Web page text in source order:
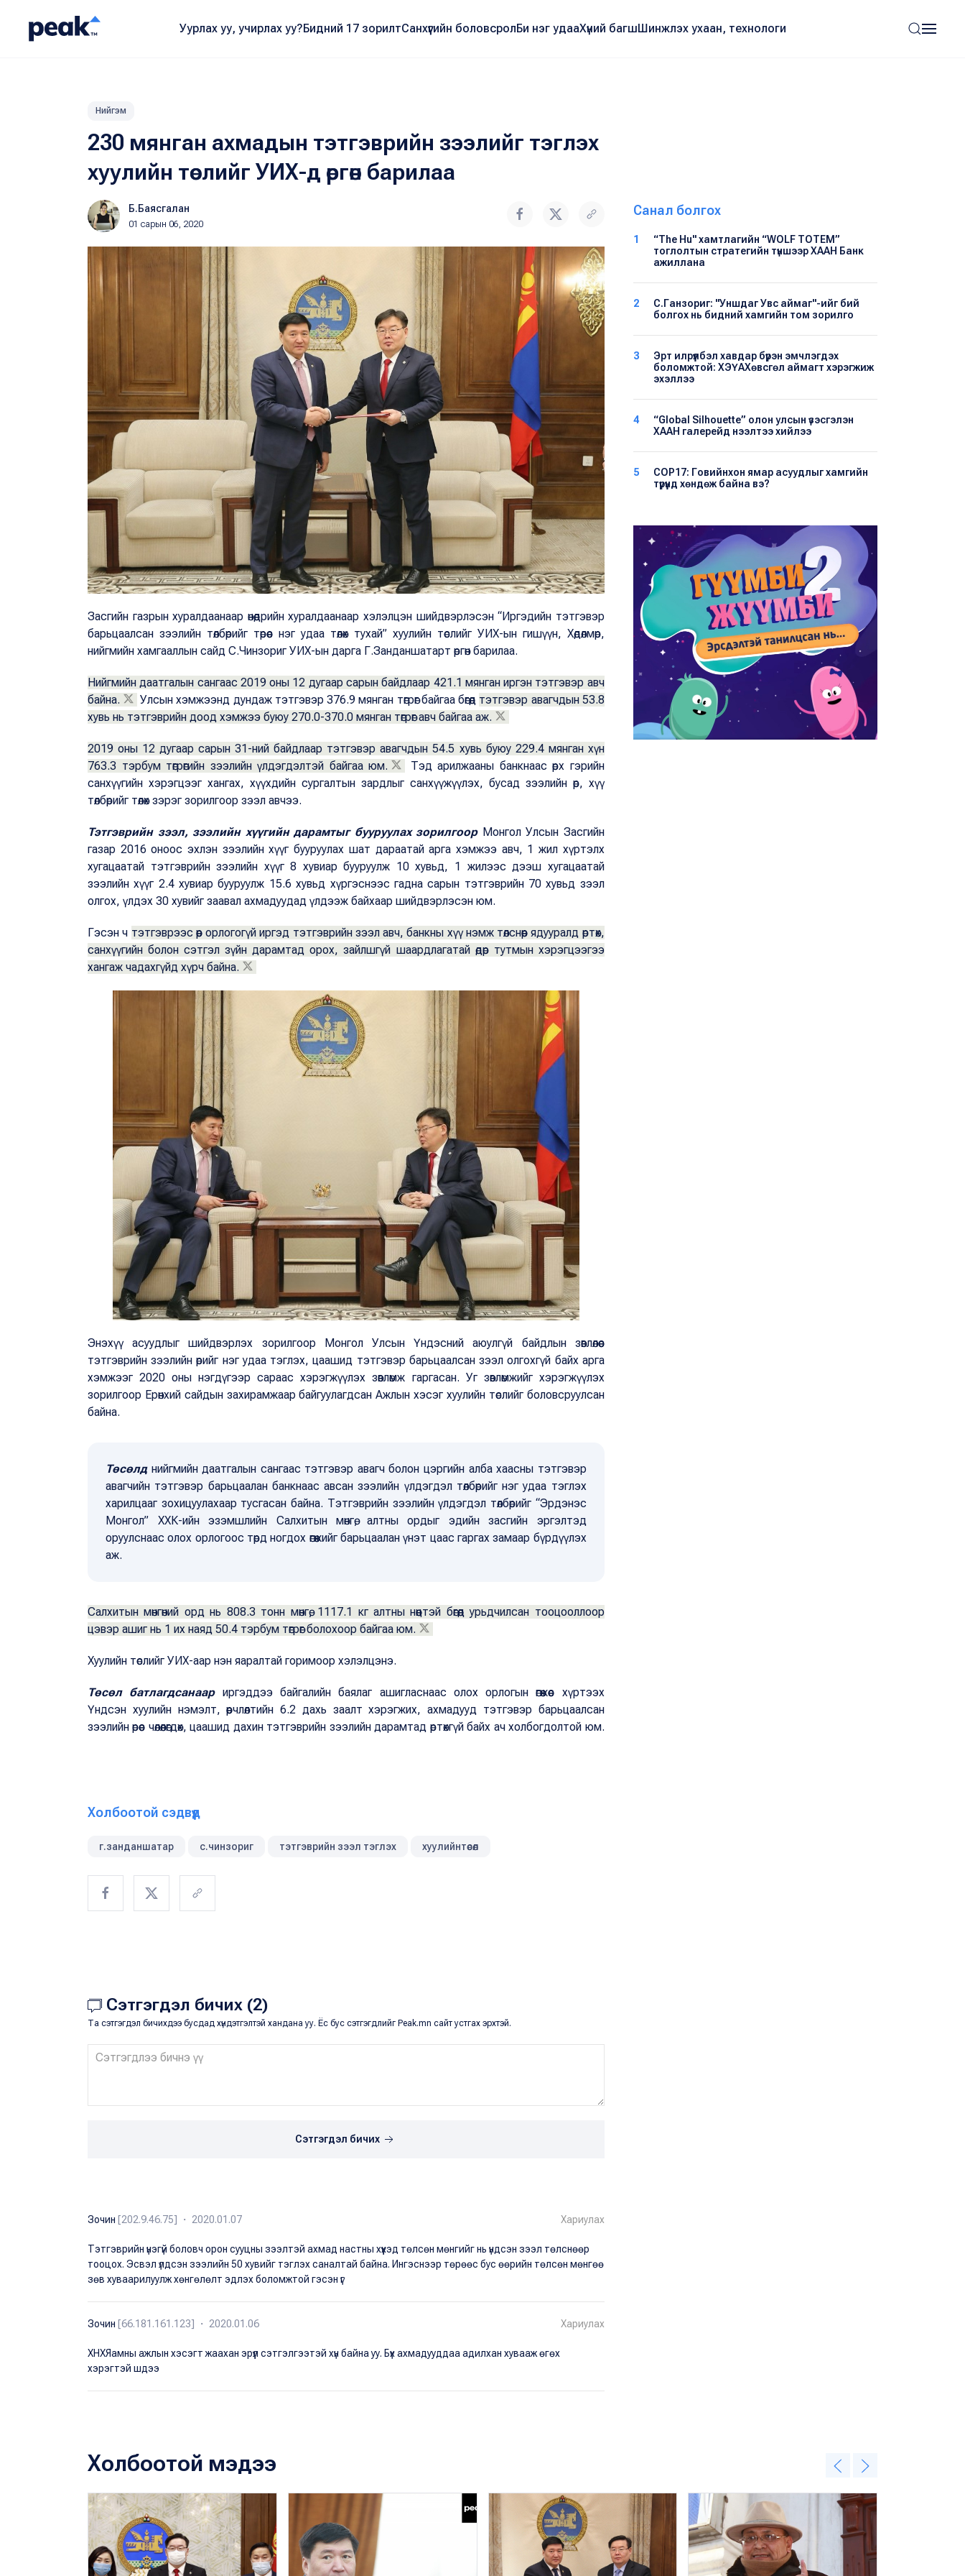
Уурлах уу, учирлах уу?Бидний 17 зорилтСанхүүгийн боловсролБи нэг удааХүний багшШинжлэх ухаан, технологи
Нийгэм
230 мянган ахмадын тэтгэврийн зээлийг тэглэх
хуулийн төслийг УИХ-д өргөн барилаа
Б.Баясгалан
01 сарын 06, 2020
Засгийн газрын хуралдаанаар өнөөдрийн хуралдаанаар хэлэлцэн шийдвэрлэсэн “Иргэдийн тэтгэвэр
барьцаалсан зээлийн төлбөрийг төрөөс нэг удаа төлөх тухай” хуулийн төслийг УИХ-ын гишүүн, Хөдөлмөр,
нийгмийн хамгааллын сайд С.Чинзориг УИХ-ын дарга Г.Занданшатарт өргөн барилаа.
Нийгмийн даатгалын сангаас 2019 оны 12 дугаар сарын байдлаар 421.1 мянган иргэн тэтгэвэр авч
байна.
Улсын хэмжээнд дундаж тэтгэвэр 376.9 мянган төгрөг байгаа бөгөөд тэтгэвэр авагчдын 53.8
хувь нь тэтгэврийн доод хэмжээ буюу 270.0-370.0 мянган төгрөг авч байгаа аж.
2019 оны 12 дугаар сарын 31-ний байдлаар тэтгэвэр авагчдын 54.5 хувь буюу 229.4 мянган хүн
763.3 тэрбум төгрөгийн зээлийн үлдэгдэлтэй байгаа юм.
Тэд арилжааны банкнаас өрх гэрийн
санхүүгийн хэрэгцээг хангах, хүүхдийн сургалтын зардлыг санхүүжүүлэх, бусад зээлийн өр, хүү
төлбөрийг төлөх зэрэг зорилгоор зээл авчээ.
Тэтгэврийн зээл, зээлийн хүүгийн дарамтыг бууруулах зорилгоор Монгол Улсын Засгийн
газар 2016 оноос эхлэн зээлийн хүүг бууруулах шат дараатай арга хэмжээ авч, 1 жил хүртэлх
хугацаатай тэтгэврийн зээлийн хүүг 8 хувиар бууруулж 10 хувьд, 1 жилээс дээш хугацаатай
зээлийн хүүг 2.4 хувиар бууруулж 15.6 хувьд хүргэснээс гадна сарын тэтгэврийн 70 хувьд зээл
олгох, үлдэх 30 хувийг заавал ахмадуудад үлдээж байхаар шийдвэрлэсэн юм.
Гэсэн ч тэтгэврээс өөр орлогогүй иргэд тэтгэврийн зээл авч, банкны хүү нэмж төлснөөр ядууралд өртөх,
санхүүгийн болон сэтгэл зүйн дарамтад орох, зайлшгүй шаардлагатай өдөр тутмын хэрэгцээгээ
хангаж чадахгүйд хүрч байна.
Энэхүү асуудлыг шийдвэрлэх зорилгоор Монгол Улсын Үндэсний аюулгүй байдлын зөвлөлөөс
тэтгэврийн зээлийн өрийг нэг удаа тэглэх, цаашид тэтгэвэр барьцаалсан зээл олгохгүй байх арга
хэмжээг 2020 оны нэгдүгээр сараас хэрэгжүүлэх зөвлөмж гаргасан. Уг зөвлөмжийг хэрэгжүүлэх
зорилгоор Ерөнхий сайдын захирамжаар байгуулагдсан Ажлын хэсэг хуулийн төслийг боловсруулсан
байна.
Төсөлд нийгмийн даатгалын сангаас тэтгэвэр авагч болон цэргийн алба хаасны тэтгэвэр
авагчийн тэтгэвэр барьцаалан банкнаас авсан зээлийн үлдэгдэл төлбөрийг нэг удаа тэглэх
харилцааг зохицуулахаар тусгасан байна. Тэтгэврийн зээлийн үлдэгдэл төлбөрийг “Эрдэнэс
Монгол” ХХК-ийн эзэмшлийн Салхитын мөнгө, алтны ордыг эдийн засгийн эргэлтэд
оруулснаас олох орлогоос төрд ногдох өгөөжийг барьцаалан үнэт цаас гаргах замаар бүрдүүлэх
аж.
Салхитын мөнгөний орд нь 808.3 тонн мөнгө, 1117.1 кг алтны нөөцтэй бөгөөд урьдчилсан тооцооллоор
цэвэр ашиг нь 1 их наяд 50.4 тэрбум төгрөг болохоор байгаа юм.
Хуулийн төслийг УИХ-аар нэн яаралтай горимоор хэлэлцэнэ.
Төсөл батлагдсанаариргэддээ байгалийн баялаг ашигласнаас олох орлогын өгөөжөөс хүртээх
Үндсэн хуулийн нэмэлт, өөрчлөлтийн 6.2 дахь заалт хэрэгжих, ахмадууд тэтгэвэр барьцаалсан
зээлийн өрөөс чөлөөлөгдөх, цаашид дахин тэтгэврийн зээлийн дарамтад өртөхгүй байх ач холбогдолтой юм.
Холбоотой сэдвүүд
г.занданшатар с.чинзориг тэтгэврийн зээл тэглэх хуулийнтөсөл
Сэтгэгдэл бичих (2)
Та сэтгэгдэл бичихдээ бусдад хүндэтгэлтэй хандана уу. Ёс бус сэтгэгдлийг Peak.mn сайт устгах эрхтэй.
Сэтгэгдэл бичих
Зочин [202.9.46.75] ・ 2020.01.07 Хариулах
Тэтгэврийн үнэгүй боловч орон сууцны зээлтэй ахмад настны хүүхэд төлсөн мөнгийг нь үндсэн зээл төлснөөр
тооцох. Эсвэл үлдсэн зээлийн 50 хувийг тэглэх саналтай байна. Ингэснээр төрөөс бус өөрийн төлсөн мөнгөө
зөв хуваарилуулж хөнгөлөлт эдлэх боломжтой гэсэн үг
Зочин [66.181.161.123] ・ 2020.01.06 Хариулах
ХНХЯамны ажлын хэсэгт жаахан эрүүл сэтгэлгээтэй хүн байна уу. Бүх ахмадууддаа адилхан хувааж өгөх
хэрэгтэй шдээ
Санал болгох
1
“The Hu" хамтлагийн “WOLF TOTEM”
тоглолтын стратегийн түншээр ХААН Банк
ажиллана
2
С.Ганзориг: "Уншдаг Увс аймаг"-ийг бий
болгох нь бидний хамгийн том зорилго
3
Эрт илрүүлбэл хавдар бүрэн эмчлэгдэх
боломжтой: ХЭҮА​Хөвсгөл аймагт хэрэгжиж
эхэллээ
4
“Global Silhouette” олон улсын үзэсгэлэн
ХААН галерейд нээлтээ хийлээ
5
COP17: Говийнхон ямар асуудлыг хамгийн
түрүүнд хөндөж байна вэ?
Холбоотой мэдээ